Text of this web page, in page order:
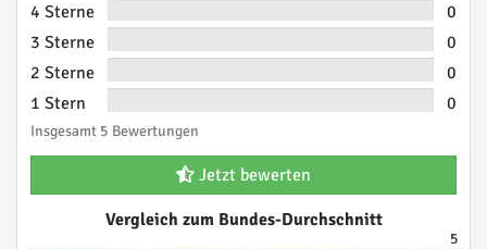
4 Sterne
0
3 Sterne
0
2 Sterne
0
1 Stern
0
Insgesamt 5 Bewertungen
Jetzt bewerten
Vergleich zum Bundes-Durchschnitt
5